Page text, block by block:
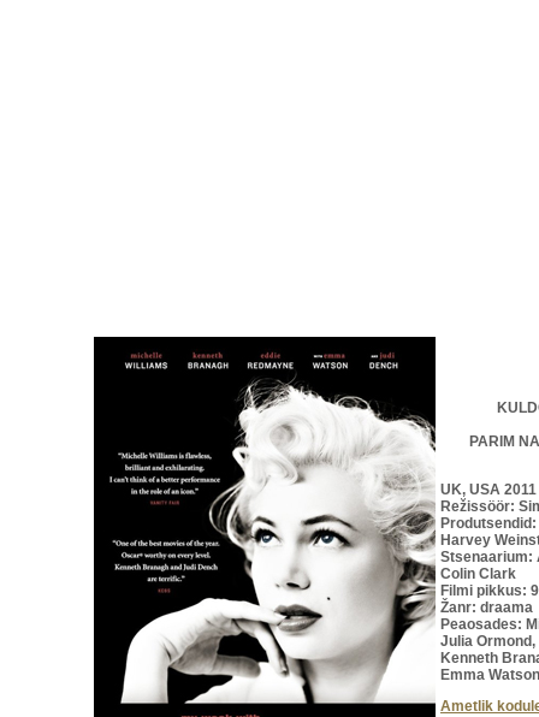
PARIM
UK, USA 2011
Režissöör:
Harvey
Stsenaarium:
Colin Clark
Filmi pikkus:
Žanr: draama
Peaosades:
Julia
Kenneth
Emma Watson
Ametlik